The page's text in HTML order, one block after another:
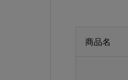
商品名